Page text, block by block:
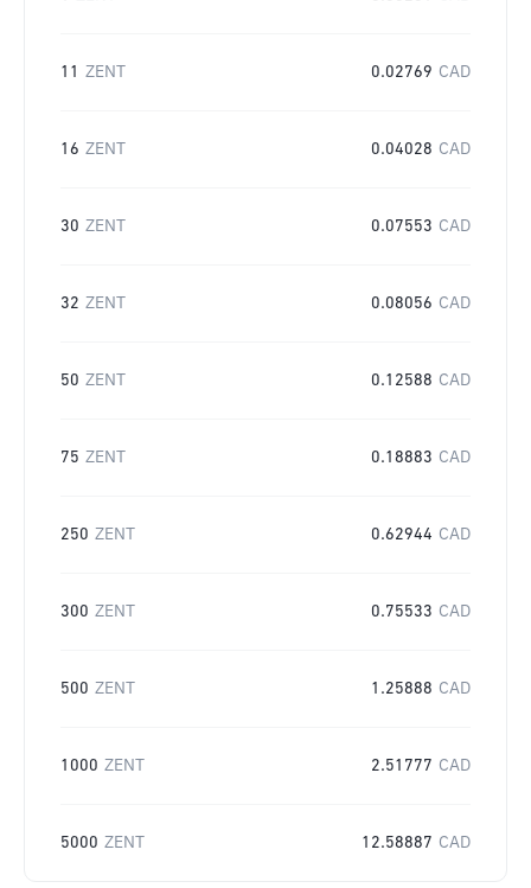
11 ZENT 0.02769 CAD
16 ZENT 0.04028 CAD
30 ZENT 0.07553 CAD
32 ZENT 0.08056 CAD
50 ZENT 0.12588 CAD
75 ZENT 0.18883 CAD
250 ZENT 0.62944 CAD
300 ZENT 0.75533 CAD
500 ZENT 1.25888 CAD
1000 ZENT 2.51777 CAD
5000 ZENT 12.58887 CAD